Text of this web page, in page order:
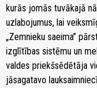
kurās jomās tuvākajā
uzlabojumus, lai
„Zemnieku saeima”
izglītības sistēmu un
valdes priekšsēdētāja
jāsagatavo